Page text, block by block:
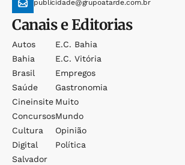
publicidade@grupoatarde.com.br
Canais e Editorias
Autos
Bahia
Brasil
Saúde
Cineinsite
Concursos
Cultura
Digital
Salvador
E.c. Bahia
E.c. Vitória
Empregos
Gastronomia
Muito
Mundo
Opinião
Política